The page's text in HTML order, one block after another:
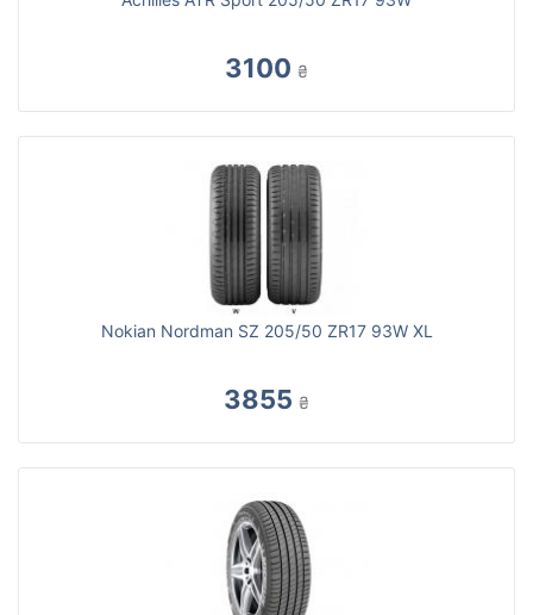
3100 ₴
Nokian Nordman SZ 205/50 ZR17 93W XL
3855 ₴